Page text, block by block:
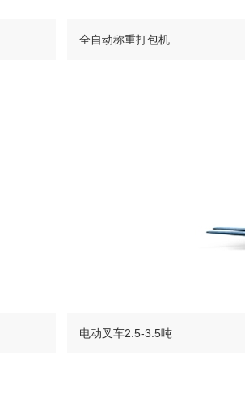
全自动称重打包机
电动叉车2.5-3.5吨